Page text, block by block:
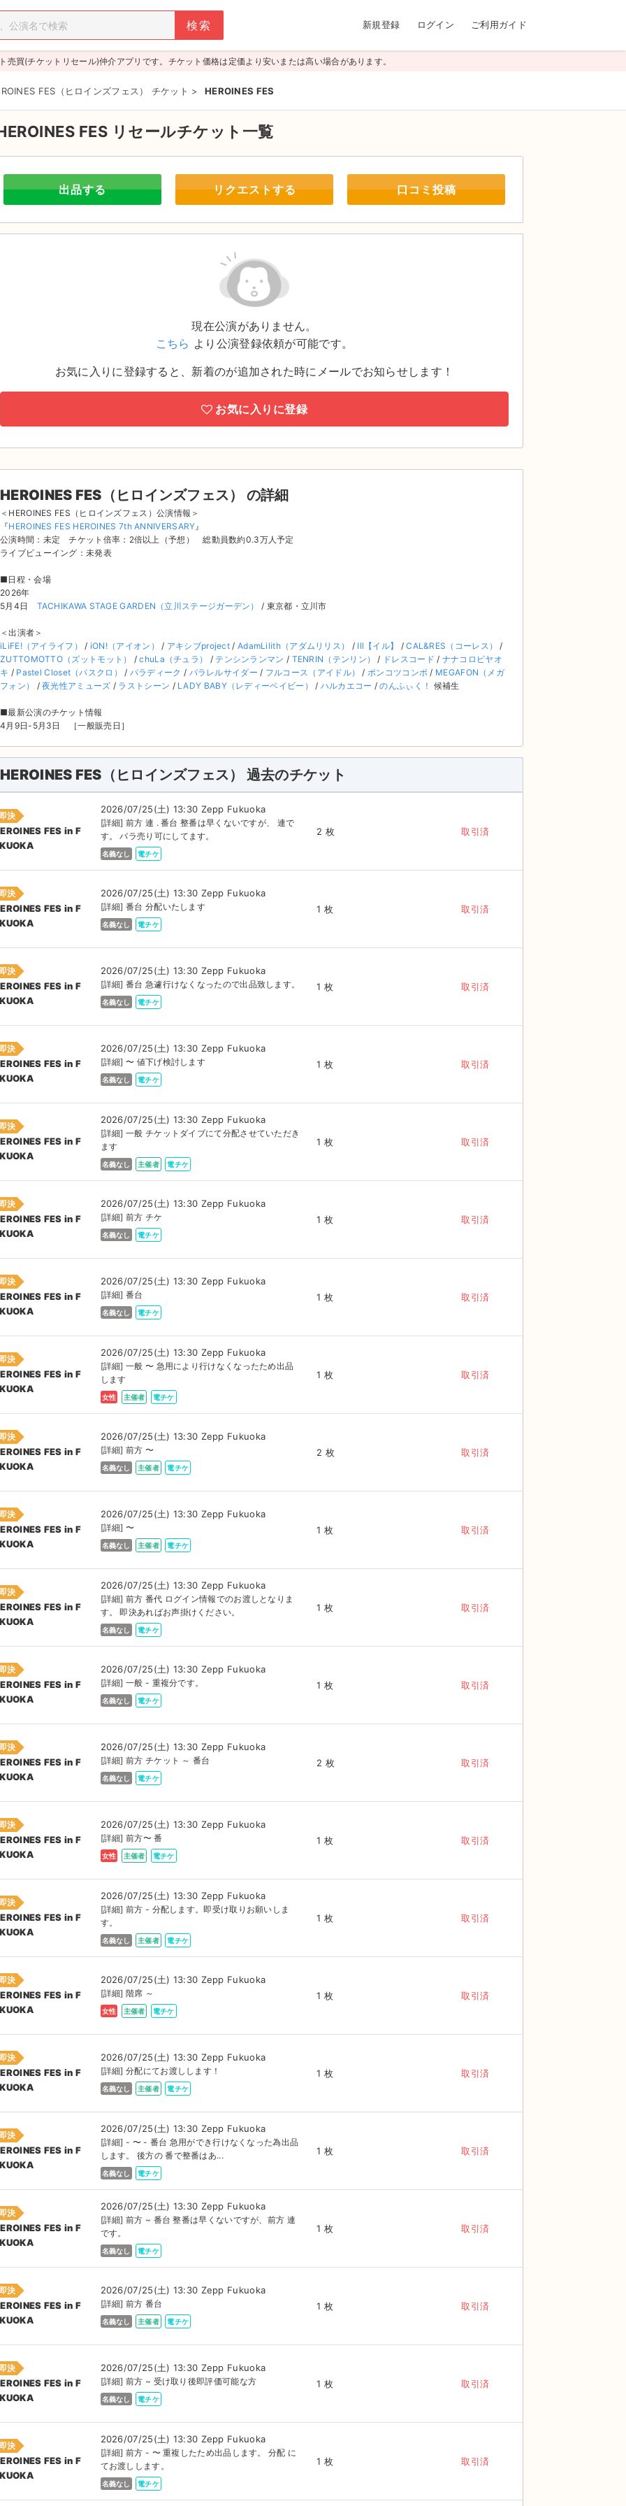
新規登録 ログイン ご利用ガイド
売買(チケットリセール)仲介アプリです。チケット価格は定価より安いまたは高い場合があります。
FES（ヒロインズフェス） チケット > HEROINES FES
FES リセールチケット一覧
出品する リクエストする 口コミ投稿
現在公演がありません。
こちら より公演登録依頼が可能です。
お気に入りに登録すると、新着のが追加された時にメールでお知らせします！
お気に入りに登録
HEROINES FES（ヒロインズフェス） の詳細
＜HEROINES FES（ヒロインズフェス）公演情報＞
『HEROINES FES HEROINES 7th ANNIVERSARY』
公演時間：未定 チケット倍率：2倍以上（予想） 総動員数約0.3万人予定
ライブビューイング：未発表
■日程・会場
2026年
5月4日 TACHIKAWA STAGE GARDEN（立川ステージガーデン） / 東京都・立川市
＜出演者＞
iLiFE!（アイライフ）
/ iON!（アイオン） / アキシブproject / AdamLilith（アダムリリス） / Ill【イル】 /CAL&RES（コーレス）
/
ZUTTOMOTTO（ズットモット）
/chuLa（チュラ） / テンシンランマン / TENRIN（テンリン） / ドレスコード / ナナコロビヤオ
キ / Pastel Closet（パスクロ） / パラディーク / パラレルサイダー / フルコース（アイドル） /ポンコツコンポ / MEGAFON（メガ
フォン）
/夜光性アミューズ / ラストシーン / LADY BABY（レディーベイビー） / ハルカエコー /のんふぃく！ 候補生
■最新公演のチケット情報
4月9日-5月3日 ［一般販売日］
HEROINES FES（ヒロインズフェス） 過去のチケット
即決
FES in F
2026/07/25(土) 13:30 Zepp Fukuoka
[詳細] 前方 連 . 番台 整番は早くないですが、 連で
す。 バラ売り可にしてます。
名義なし 電チケ
2 枚 取引済
即決
FES in F
2026/07/25(土) 13:30 Zepp Fukuoka
[詳細] 番台 分配いたします
名義なし 電チケ
1 枚 取引済
即決
FES in F
2026/07/25(土) 13:30 Zepp Fukuoka
[詳細] 番台 急遽行けなくなったので出品致します。
名義なし 電チケ
1 枚 取引済
即決
FES in F
2026/07/25(土) 13:30 Zepp Fukuoka
[詳細] 〜 値下げ検討します
名義なし 電チケ
1 枚 取引済
即決
FES in F
2026/07/25(土) 13:30 Zepp Fukuoka
[詳細] 一般 チケットダイブにて分配させていただき
ます
名義なし 主催者 電チケ
1 枚 取引済
即決
FES in F
2026/07/25(土) 13:30 Zepp Fukuoka
[詳細] 前方 チケ
名義なし 電チケ
1 枚 取引済
即決
FES in F
2026/07/25(土) 13:30 Zepp Fukuoka
[詳細] 番台
名義なし 電チケ
1 枚 取引済
即決
FES in F
2026/07/25(土) 13:30 Zepp Fukuoka
[詳細] 一般 〜 急用により行けなくなったため出品
します
女性 主催者 電チケ
1 枚 取引済
即決
FES in F
2026/07/25(土) 13:30 Zepp Fukuoka
[詳細] 前方 〜
名義なし 主催者 電チケ
2 枚 取引済
即決
FES in F
2026/07/25(土) 13:30 Zepp Fukuoka
[詳細] 〜
名義なし 主催者 電チケ
1 枚 取引済
即決
FES in F
2026/07/25(土) 13:30 Zepp Fukuoka
[詳細] 前方 番代 ログイン情報でのお渡しとなりま
す。 即決あればお声掛けください。
名義なし 電チケ
1 枚 取引済
即決
FES in F
2026/07/25(土) 13:30 Zepp Fukuoka
[詳細] 一般 - 重複分です。
名義なし 電チケ
1 枚 取引済
即決
FES in F
2026/07/25(土) 13:30 Zepp Fukuoka
[詳細] 前方 チケット ～ 番台
名義なし 電チケ
2 枚 取引済
即決
FES in F
2026/07/25(土) 13:30 Zepp Fukuoka
[詳細] 前方〜 番
女性 主催者 電チケ
1 枚 取引済
即決
FES in F
2026/07/25(土) 13:30 Zepp Fukuoka
[詳細] 前方 - 分配します。即受け取りお願いしま
す。
名義なし 主催者 電チケ
1 枚 取引済
即決
FES in F
2026/07/25(土) 13:30 Zepp Fukuoka
[詳細] 階席 ～
女性 主催者 電チケ
1 枚 取引済
即決
FES in F
2026/07/25(土) 13:30 Zepp Fukuoka
[詳細] 分配にてお渡しします！
名義なし 主催者 電チケ
1 枚 取引済
即決
FES in F
2026/07/25(土) 13:30 Zepp Fukuoka
[詳細] - 〜 - 番台 急用ができ行けなくなった為出品
します。 後方の 番で整番はあ...
名義なし 電チケ
1 枚 取引済
即決
FES in F
2026/07/25(土) 13:30 Zepp Fukuoka
[詳細] 前方 ~ 番台 整番は早くないですが、前方 連
です。
名義なし 電チケ
1 枚 取引済
即決
FES in F
2026/07/25(土) 13:30 Zepp Fukuoka
[詳細] 前方 番台
名義なし 主催者 電チケ
1 枚 取引済
即決
FES in F
2026/07/25(土) 13:30 Zepp Fukuoka
[詳細] 前方 ~ 受け取り後即評価可能な方
名義なし 電チケ
1 枚 取引済
即決
FES in F
2026/07/25(土) 13:30 Zepp Fukuoka
[詳細] 前方 - 〜 重複したため出品します。 分配 に
てお渡しします。
名義なし 電チケ
1 枚 取引済